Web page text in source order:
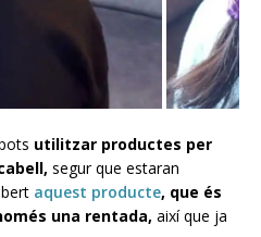
utilitzar productes per
segur que estaran
aquest producte, que és
una rentada, així que ja